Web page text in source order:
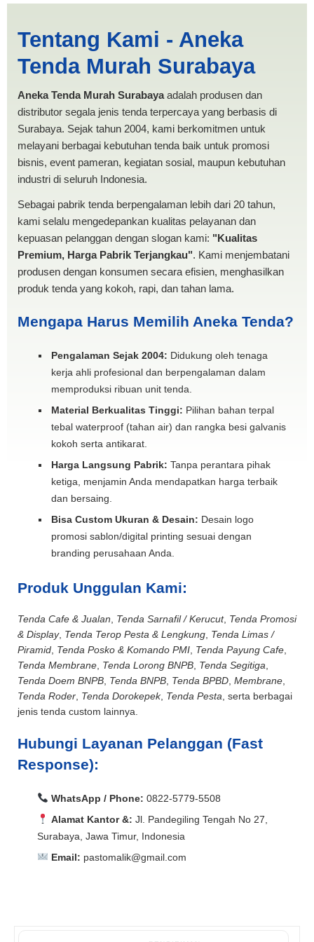
PRODUKSI ANEKA TENDA
MURAH
Tentang Kami - Aneka
Tenda Murah Surabaya
Aneka Tenda Murah Surabayaadalah produsen dan
distributor segala jenis tenda terpercaya yang berbasis di
Surabaya. Sejak tahun 2004, kami berkomitmen untuk
melayani berbagai kebutuhan tenda baik untuk promosi
bisnis, event pameran, kegiatan sosial, maupun kebutuhan
industri di seluruh Indonesia.
Sebagai pabrik tenda berpengalaman lebih dari 20 tahun,
kami selalu mengedepankan kualitas pelayanan dan
kepuasan pelanggan dengan slogan kami: "Kualitas
Premium, Harga Pabrik Terjangkau". Kami menjembatani
produsen dengan konsumen secara efisien, menghasilkan
produk tenda yang kokoh, rapi, dan tahan lama.
Mengapa Harus Memilih Aneka Tenda?
Pengalaman Sejak 2004: Didukung oleh tenaga
kerja ahli profesional dan berpengalaman dalam
memproduksi ribuan unit tenda.
Material Berkualitas Tinggi: Pilihan bahan terpal
tebal waterproof (tahan air) dan rangka besi galvanis
kokoh serta antikarat.
Harga Langsung Pabrik: Tanpa perantara pihak
ketiga, menjamin Anda mendapatkan harga terbaik
dan bersaing.
Bisa Custom Ukuran & Desain: Desain logo
promosi sablon/digital printing sesuai dengan
branding perusahaan Anda.
Produk Unggulan Kami:
Tenda Cafe & Jualan Tenda Sarnafil / Kerucut, Tenda Promosi
& Display, Tenda Terop Pesta & Lengkung Tenda Limas /
Piramid Tenda Posko & Komando PMI Tenda Payung Cafe
Tenda Membrane Tenda Lorong BNPB Tenda Segitiga
Tenda Doem BNPB Tenda BNPB Tenda BPBD Membrane
Tenda Roder Tenda Dorokepek, Tenda Pesta , serta berbagai
jenis tenda custom lainnya.
Hubungi Layanan Pelanggan (Fast
Response):
WhatsApp / Phone: 0822-5779-5508
Alamat Kantor &: Jl. Pandegiling Tengah No 27,
Surabaya, Jawa Timur, Indonesia
Email: pastomalik@gmail.com